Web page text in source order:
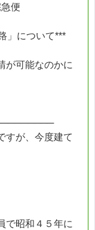
便
」について***
が可能なのかに
すが、今度建て
で昭和４５年に